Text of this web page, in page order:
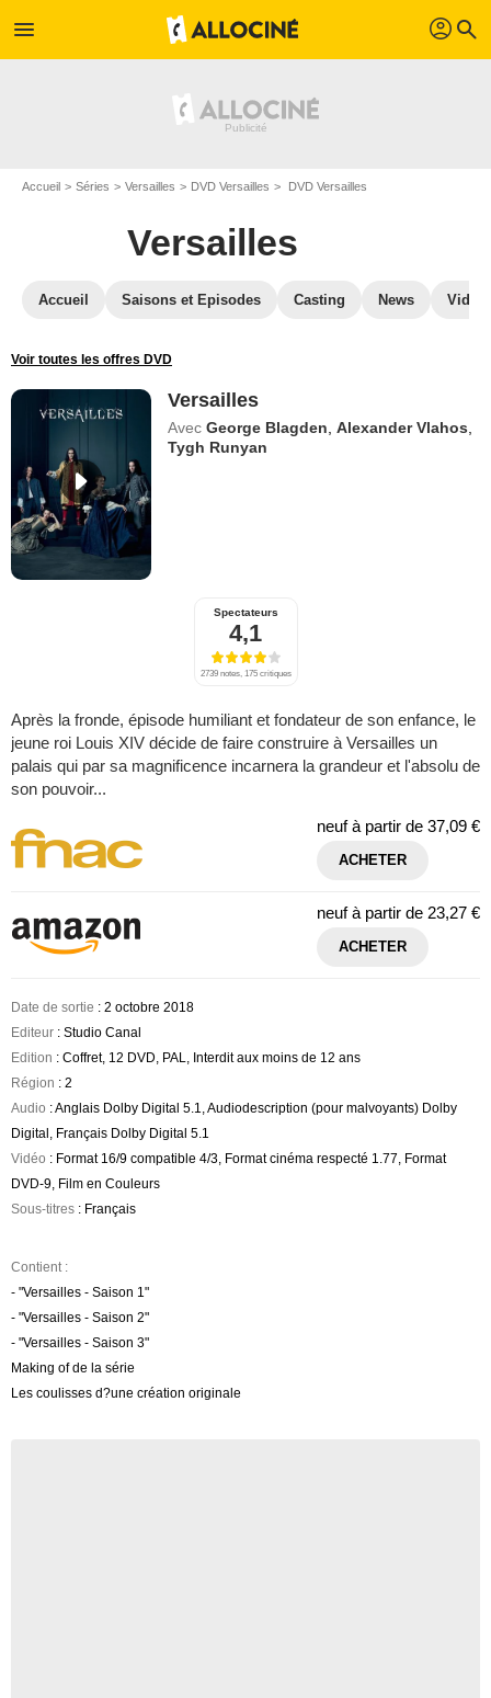
menu profil search
Accueil Séries Versailles DVD Versailles DVD Versailles
Versailles
Accueil Saisons et Episodes Casting News
Voir toutes les offres DVD
Versailles
Avec George Blagden ,Alexander Vlahos
Tygh Runyan
Spectateurs
4,1
2739 notes, 175 critiques
Après la fronde, épisode humiliant et fondateur de son enfance, le
jeune roi Louis XIV décide de faire construire à Versailles un
palais qui par sa magnificence incarnera la grandeur et l'absolu de
son pouvoir...
neuf à partir de 37,09 €
ACHETER
neuf à partir de 23,27 €
ACHETER
Date de sortie : 2 octobre 2018
Editeur : Studio Canal
Edition : Coffret, 12 DVD, PAL, Interdit aux moins de 12 ans
Région : 2
Audio : Anglais Dolby Digital 5.1, Audiodescription (pour malvoyants) Dolby
Digital, Français Dolby Digital 5.1
Vidéo : Format 16/9 compatible 4/3, Format cinéma respecté 1.77, Format
DVD-9, Film en Couleurs
Sous-titres : Français
Contient :
- "Versailles - Saison 1"
- "Versailles - Saison 2"
- "Versailles - Saison 3"
Making of de la série
Les coulisses d?une création originale